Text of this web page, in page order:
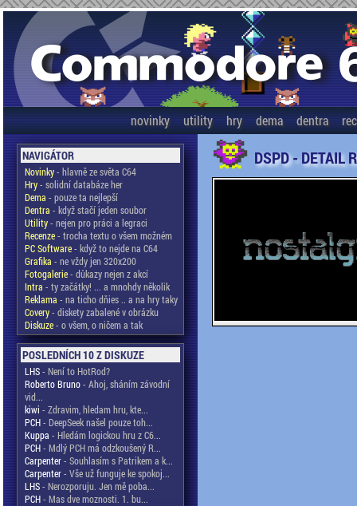
novinky utility hry dema dentra
NAVIGÁTOR
Novinky- hlavně ze světa C64
Hry- solidní databáze her
Dema - pouze ta nejlepší
Dentra - když stačí jeden soubor
Utility- nejen pro práci a legraci
Recenze- trocha textu o všem možném
PC Software- když to nejde na C64
Grafika - ne vždy jen 320x200
Fotogalerie- důkazy nejen z akcí
Intra - ty začátky! ... a mnohdy několik
Reklama - na ticho dňies .. a na hry taky
Covery- diskety zabalené v obrázku
Diskuze- o všem, o ničem a tak
POSLEDNÍCH 10 Z DISKUZE
LHS- Není to HotRod?
Roberto Bruno- Ahoj, sháním závodní
vid...
kiwi - Zdravim, hledam hru, kte...
PCH- DeepSeek našel pouze toh...
Kuppa - Hledám logickou hru z C6...
PCH- Mdlý PCH má odzkoušený R...
Carpenter- Souhlasím s Patrikem a k...
Carpenter- Vše už funguje ke spokoj...
LHS- Nerozporuju. Jen mě poba...
PCH- Mas dve moznosti. 1. bu...
DSPD - DETAIL